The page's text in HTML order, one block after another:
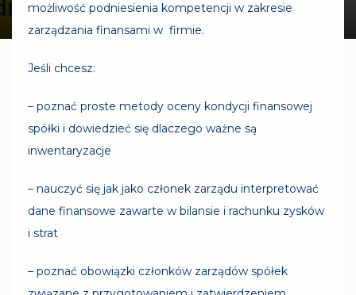
możliwość podniesienia kompetencji w zakresie
zarządzania finansami w firmie.
Jeśli chcesz:
– poznać proste metody oceny kondycji finansowej
spółki i dowiedzieć się dlaczego ważne są
inwentaryzacje
– nauczyć się jak jako członek zarządu interpretować
dane finansowe zawarte w bilansie i rachunku zysków
i strat
– poznać obowiązki członków zarządów spółek